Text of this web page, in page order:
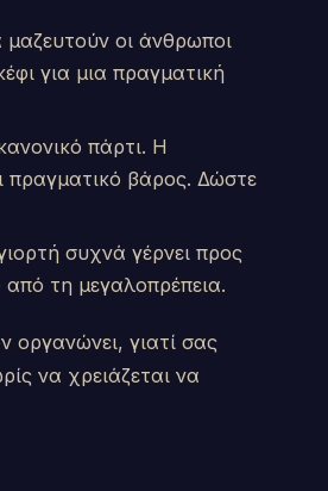
οι άνθρωποι
για μια πραγματική
πάρτι. Η
πραγματικό βάρος. Δώστε
συχνά γέρνει προς
από τη μεγαλοπρέπεια.
οργανώνει, γιατί σας
να χρειάζεται να